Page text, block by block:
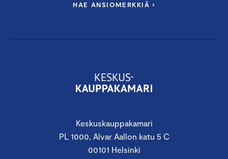
Keskuskauppakamari
PL 1000, Alvar Aallon katu 5 C
00101 Helsinki
HAE ANSIOMERKKIÄ ›